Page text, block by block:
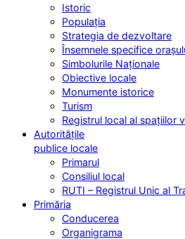
Istoric
Populația
Strategia de dezvoltare
Însemnele specifice
Simbolurile Naționale
Obiective locale
Monumente istorice
Turism
Registrul local al spațiilor
Autoritățile
publice locale
Primarul
Consiliul local
RUTI – Registrul Unic al
Primăria
Conducerea
Organigrama